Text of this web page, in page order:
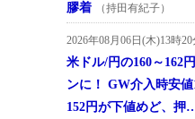
膠着
（持田有紀子）
2026年08月06日(木)13時20
米ドル/円の160～162
ンに！ GW介入時安
152円が下値めど、押